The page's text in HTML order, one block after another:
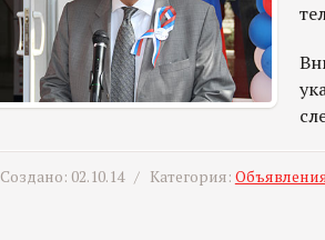
Создано: 02.10.14 / Категория: